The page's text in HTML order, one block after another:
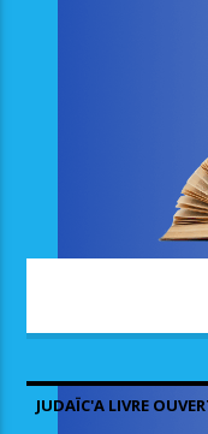
JUDAÏC'A LIVRE